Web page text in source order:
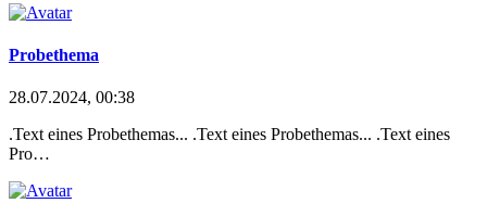
Probethema
28.07.2024, 00:38
.Text eines Probethemas... .Text eines Probethemas... .Text eines
Pro…